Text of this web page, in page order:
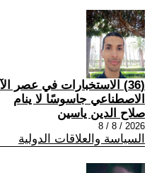
(36) الاستخبارات في عصر
الاصطناعي جاسوسًا لا ينام
صلاح الدين ياسين
2026 / 8 / 8
السياسة والعلاقات الدولية